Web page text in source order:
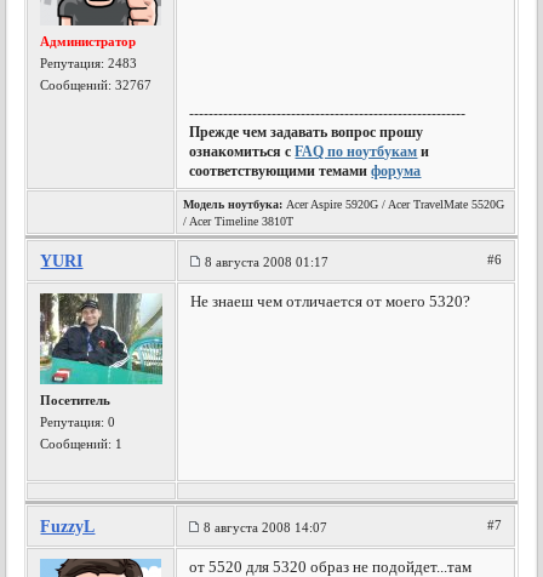
Администратор
Репутация:2483
Сообщений: 32767
---------------------------------------------------------
Прежде чем задавать вопрос прошу
ознакомиться сFAQ по ноутбукам и
соответствующими темамифорума
Модель ноутбука: Acer Aspire 5920G / Acer TravelMate 5520G
/ Acer Timeline 3810T
YURI 8 августа 2008 01:17 #6
Посетитель
Репутация:0
Сообщений: 1
Не знаеш чем отличается от моего 5320?
FuzzyL 8 августа 2008 14:07 #7
от 5520 для 5320 образ не подойдет...там